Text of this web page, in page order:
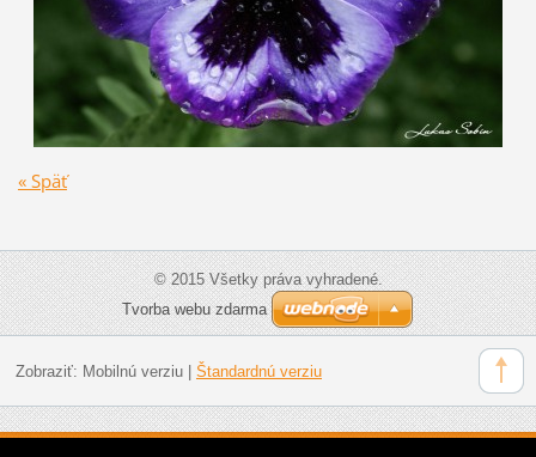
« Späť
© 2015 Všetky práva vyhradené.
Tvorba webu zdarma
Zobraziť: Mobilnú verziu| Štandardnú verziu